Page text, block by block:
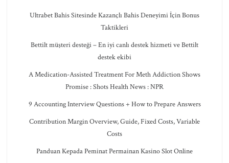
Ultrabet Bahis Sitesinde Kazançlı Bahis Deneyimi İçin Bonus
Taktikleri
Bettilt müşteri desteği – En iyi canlı destek hizmeti ve Bettilt
destek ekibi
A Medication-Assisted Treatment For Meth Addiction Shows
Promise : Shots Health News : NPR
9 Accounting Interview Questions + How to Prepare Answers
Contribution Margin Overview, Guide, Fixed Costs, Variable
Costs
Panduan Kepada Peminat Permainan Kasino Slot Online